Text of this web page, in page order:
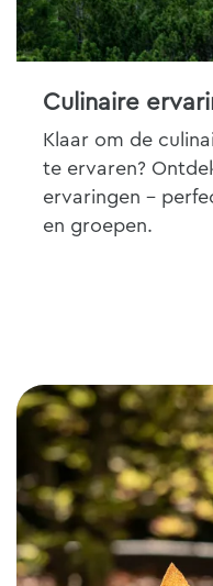
Culinaire
Klaar om de
te ervaren?
ervaringen -
en groepen.